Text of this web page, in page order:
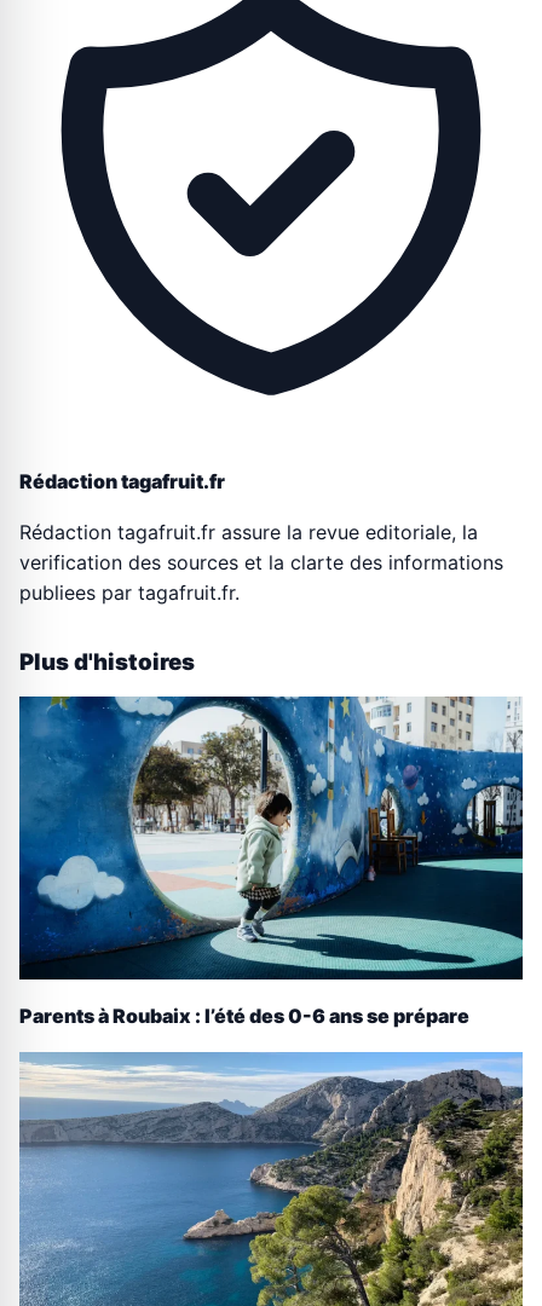
Rédaction tagafruit.fr
Rédaction tagafruit.fr assure la revue editoriale, la
verification des sources et la clarte des informations
publiees par tagafruit.fr.
Plus d'histoires
Parents à Roubaix : l’été des 0-6 ans se prépare